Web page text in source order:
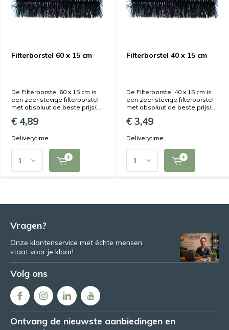
Filterborstel 60 x 15 cm
De Filterborstel 60 x 15 cm is
een zeer stevige filterborstel
met absoluut de beste prijs/...
€ 4,89
Deliverytime
Filterborstel 40 x 15 cm
De Filterborstel 40 x 15 cm is
een zeer stevige filterborstel
met absoluut de beste prijs/...
€ 3,49
Deliverytime
Vragen?
Onze klantenservice met échte mensen
staat voor je klaar!
Volg ons
Ontvang de nieuwste aanbiedingen en